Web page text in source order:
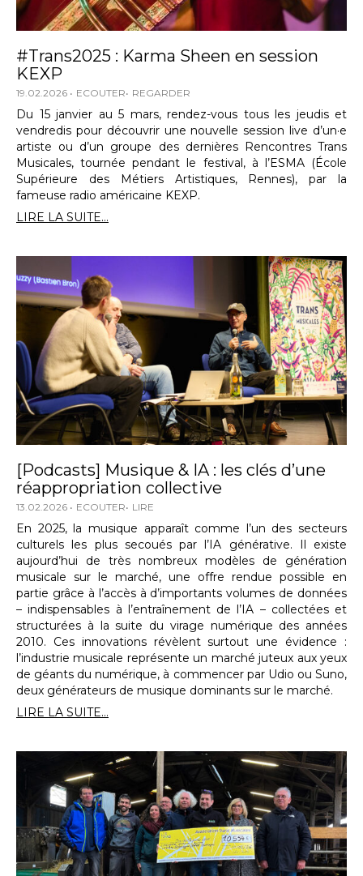
#Trans2025 : Karma Sheen en session
KEXP
19.02.2026 ECOUTER REGARDER
Du 15 janvier au 5 mars, rendez-vous tous les jeudis et
vendredis pour découvrir une nouvelle session live d’un·e
artiste ou d’un groupe des dernières Rencontres Trans
Musicales, tournée pendant le festival, à l’ESMA (École
Supérieure des Métiers Artistiques, Rennes), par la
fameuse radio américaine KEXP.
LIRE LA SUITE...
[Podcasts] Musique & IA : les clés d’une
réappropriation collective
13.02.2026 ECOUTER LIRE
En 2025, la musique apparaît comme l’un des secteurs
culturels les plus secoués par l’IA générative. Il existe
aujourd’hui de très nombreux modèles de génération
musicale sur le marché, une offre rendue possible en
partie grâce à l’accès à d’importants volumes de données
– indispensables à l’entraînement de l’IA – collectées et
structurées à la suite du virage numérique des années
2010. Ces innovations révèlent surtout une évidence :
l’industrie musicale représente un marché juteux aux yeux
de géants du numérique, à commencer par Udio ou Suno,
deux générateurs de musique dominants sur le marché.
LIRE LA SUITE...